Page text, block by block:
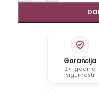
Garancija
2+1 godina
sigurnosti